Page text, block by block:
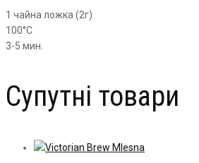
1 чайна ложка (2г)
100°С
3-5 мин.
Супутні товари